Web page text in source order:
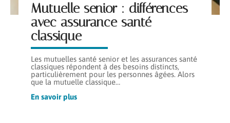
Mutuelle senior : différences
avec assurance santé
classique
Les mutuelles santé senior et les assurances santé
classiques répondent à des besoins distincts,
particulièrement pour les personnes âgées. Alors
que la mutuelle classique…
En savoir plus